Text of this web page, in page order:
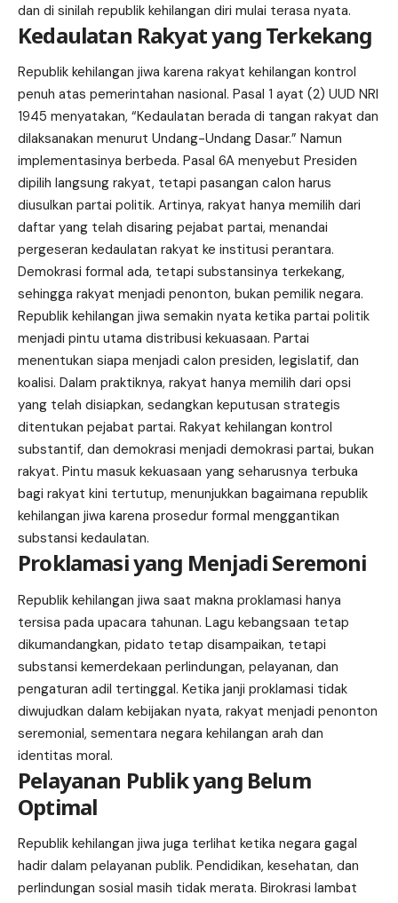
dan di sinilah republik kehilangan diri mulai terasa nyata.
Kedaulatan Rakyat yang Terkekang
Republik kehilangan jiwa karena rakyat kehilangan kontrol
penuh atas pemerintahan nasional. Pasal 1 ayat (2) UUD NRI
1945 menyatakan, “Kedaulatan berada di tangan rakyat dan
dilaksanakan menurut Undang-Undang Dasar.” Namun
implementasinya berbeda. Pasal 6A menyebut Presiden
dipilih langsung rakyat, tetapi pasangan calon harus
diusulkan partai politik. Artinya, rakyat hanya memilih dari
daftar yang telah disaring pejabat partai, menandai
pergeseran kedaulatan rakyat ke institusi perantara.
Demokrasi formal ada, tetapi substansinya terkekang,
sehingga rakyat menjadi penonton, bukan pemilik negara.
Republik kehilangan jiwa semakin nyata ketika partai politik
menjadi pintu utama distribusi kekuasaan. Partai
menentukan siapa menjadi calon presiden, legislatif, dan
koalisi. Dalam praktiknya, rakyat hanya memilih dari opsi
yang telah disiapkan, sedangkan keputusan strategis
ditentukan pejabat partai. Rakyat kehilangan kontrol
substantif, dan demokrasi menjadi demokrasi partai, bukan
rakyat. Pintu masuk kekuasaan yang seharusnya terbuka
bagi rakyat kini tertutup, menunjukkan bagaimana republik
kehilangan jiwa karena prosedur formal menggantikan
substansi kedaulatan.
Proklamasi yang Menjadi Seremoni
Republik kehilangan jiwa saat makna proklamasi hanya
tersisa pada upacara tahunan. Lagu kebangsaan tetap
dikumandangkan, pidato tetap disampaikan, tetapi
substansi kemerdekaan perlindungan, pelayanan, dan
pengaturan adil tertinggal. Ketika janji proklamasi tidak
diwujudkan dalam kebijakan nyata, rakyat menjadi penonton
seremonial, sementara negara kehilangan arah dan
identitas moral.
Pelayanan Publik yang Belum
Optimal
Republik kehilangan jiwa juga terlihat ketika negara gagal
hadir dalam pelayanan publik. Pendidikan, kesehatan, dan
perlindungan sosial masih tidak merata. Birokrasi lambat